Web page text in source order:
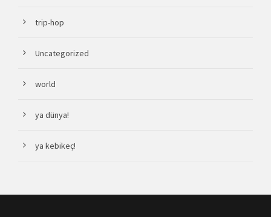
trip-hop
Uncategorized
world
ya dünya!
ya kebikeç!